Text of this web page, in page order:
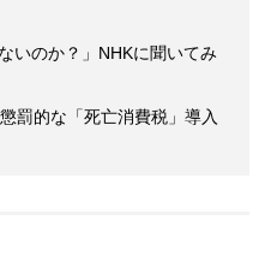
いのか？」NHKに聞いてみ
罰的な「死亡消費税」導入